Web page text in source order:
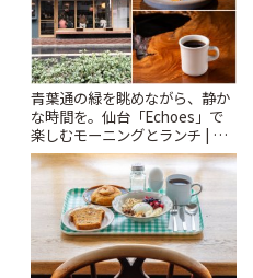
青葉通の緑を眺めながら、静か
な時間を。仙台「Echoes」で
楽しむモーニングとランチ | こ
とりっぷ